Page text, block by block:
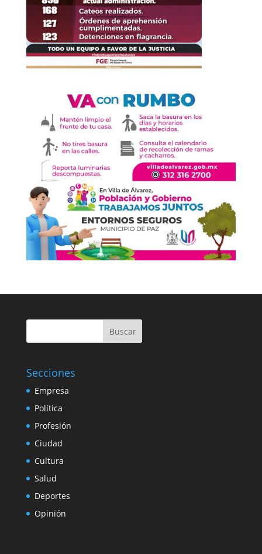
Buscar
Secciones
Empresa
Política
Profesión
Ciudad
Cultura
Salud
Deportes
Opinión